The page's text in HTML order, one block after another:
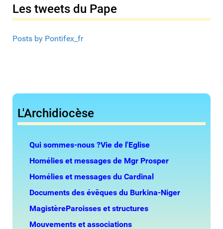
Les tweets du Pape
Posts by Pontifex_fr
L'Archidiocèse
Qui sommes-nous ?Vie de l'Eglise
Homélies et messages de Mgr Prosper
Homélies et messages du Cardinal
Documents des évêques du Burkina-Niger
MagistèreParoisses et structures
Mouvements et associations